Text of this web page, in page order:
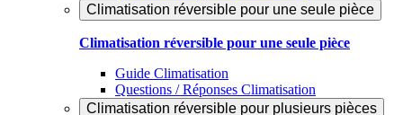
Climatisation réversible pour une seule pièce
Climatisation réversible pour une seule pièce
Guide Climatisation
Questions / Réponses Climatisation
Climatisation réversible pour plusieurs pièces